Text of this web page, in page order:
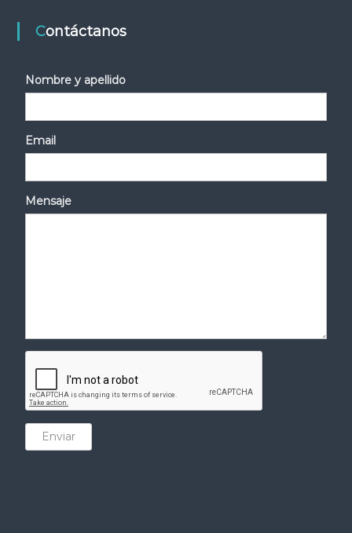
Contáctanos
Nombre y apellido
Email
Mensaje
Enviar